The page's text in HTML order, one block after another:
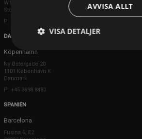
W1K 5DS London
Storbritannien
P: +44 203 608 8181
DANMARK
Köpenhamn
Ny Østergade 20
1101 København K
Danmark
P: +45 3698 8480
SPANIEN
Barcelona
Fusina 6, E2
AVVISA ALLT
VISA DETALJER